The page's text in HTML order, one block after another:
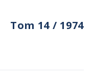
Tom 14 / 1974